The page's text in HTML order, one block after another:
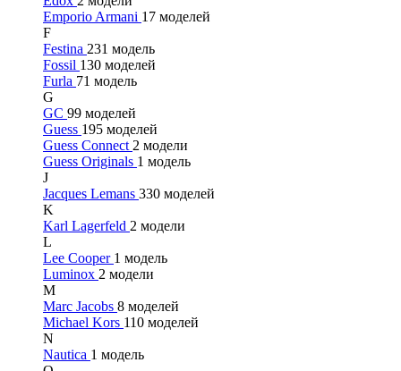
Emporio Armani 17 моделей
F
Festina 231 модель
Fossil 130 моделей
Furla 71 модель
G
GC 99 моделей
Guess 195 моделей
Guess Connect 2 модели
Guess Originals 1 модель
J
Jacques Lemans 330 моделей
K
Karl Lagerfeld 2 модели
L
Lee Cooper 1 модель
Luminox 2 модели
M
Marc Jacobs 8 моделей
Michael Kors 110 моделей
N
Nautica 1 модель